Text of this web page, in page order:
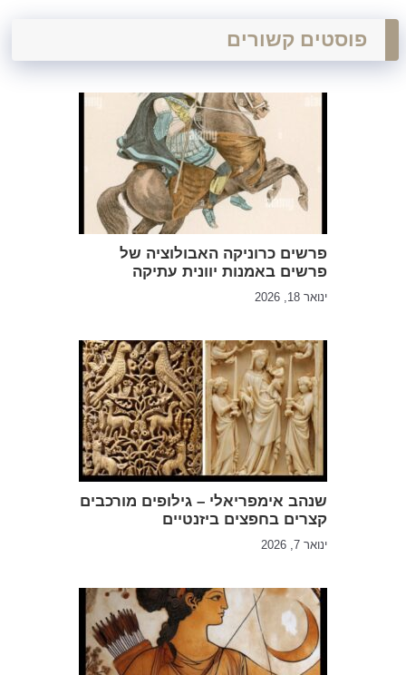
פוסטים קשורים
פרשים כרוניקה האבולוציה של
פרשים באמנות יוונית עתיקה
ינואר 18, 2026
שנהב אימפריאלי – גילופים מורכבים
קצרים בחפצים ביזנטיים
ינואר 7, 2026